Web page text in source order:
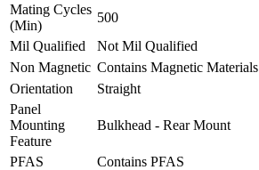
Mating Cycles
(Min)
500
Mil Qualified
Not Mil Qualified
Non Magnetic Contains Magnetic Materials
Orientation
Straight
Panel
Mounting
Feature
Bulkhead - Rear Mount
PFAS
Contains PFAS